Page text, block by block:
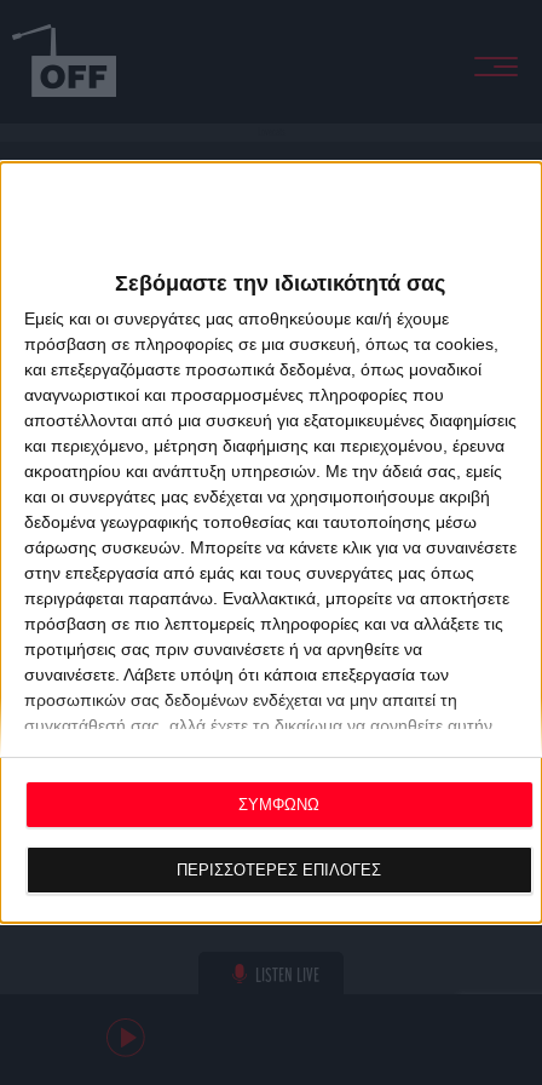
Σεβόμαστε την ιδιωτικότητά σας
Εμείς και οι συνεργάτες μας αποθηκεύουμε και/ή έχουμε
πρόσβαση σε πληροφορίες σε μια συσκευή, όπως τα cookies,
και επεξεργαζόμαστε προσωπικά δεδομένα, όπως μοναδικοί
αναγνωριστικοί και προσαρμοσμένες πληροφορίες που
αποστέλλονται από μια συσκευή για εξατομικευμένες διαφημίσεις
και περιεχόμενο, μέτρηση διαφήμισης και περιεχομένου, έρευνα
ακροατηρίου και ανάπτυξη υπηρεσιών. Με την άδειά σας, εμείς
και οι συνεργάτες μας ενδέχεται να χρησιμοποιήσουμε ακριβή
δεδομένα γεωγραφικής τοποθεσίας και ταυτοποίησης μέσω
σάρωσης συσκευών. Μπορείτε να κάνετε κλικ για να συναινέσετε
στην επεξεργασία από εμάς και τους συνεργάτες μας όπως
περιγράφεται παραπάνω. Εναλλακτικά, μπορείτε να αποκτήσετε
πρόσβαση σε πιο λεπτομερείς πληροφορίες και να αλλάξετε τις
προτιμήσεις σας πριν συναινέσετε ή να αρνηθείτε να
συναινέσετε. Λάβετε υπόψη ότι κάποια επεξεργασία των
προσωπικών σας δεδομένων ενδέχεται να μην απαιτεί τη
συγκατάθεσή σας, αλλά έχετε το δικαίωμα να αρνηθείτε αυτήν
ανακαλέσετε τη συγκατάθεσή σας ανά πάσα στιγμή
επιστρέφοντας σε αυτόν τον ιστότοπο και κάνοντας κλικ στο
κουμπί "Απορρήτου" στο κάτω μέρος της ιστοσελίδας.
ΠΕΡΙΣΣΟΤΕΡΕΣ ΕΠΙΛΟΓΕΣ
ΣΥΜΦΩΝΩ
LISTEN LIVE
About Offradio Business Class Terms & Conditions
Privacy Policy
Designed & developed byporcupine colors&Fotis Alexandrou